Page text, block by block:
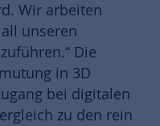
Wir arbeiten
unseren
Die
in 3D
bei digitalen
zu den rein